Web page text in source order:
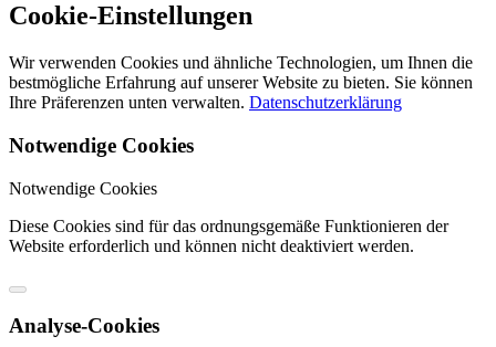
Cookie-Einstellungen
Wir verwenden Cookies und ähnliche Technologien, um Ihnen die
bestmögliche Erfahrung auf unserer Website zu bieten. Sie können
Ihre Präferenzen unten verwalten. Datenschutzerklärung
Notwendige Cookies
Notwendige Cookies
Diese Cookies sind für das ordnungsgemäße Funktionieren der
Website erforderlich und können nicht deaktiviert werden.
Analyse-Cookies